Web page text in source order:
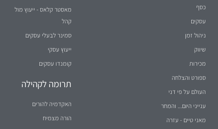
כסף
עסקים
ניהול זמן
שיווק
מכירות
ספורט והצלחה
העולם על פי דני
ענייני היום... והמחר
מאני טיים - עזרה
מאסטר קלאס - ייעוץ מול
קהל
סמינר לבעלי עסקים
ייעוץ עסקי
קומנדו עסקים
תרומה לקהילה
האקדמיה להורים
הורה מצמיח